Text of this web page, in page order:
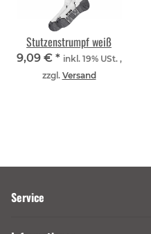
Stutzenstrumpf weiß
9,09 € * inkl. 19% USt. ,
zzgl. Versand
Service